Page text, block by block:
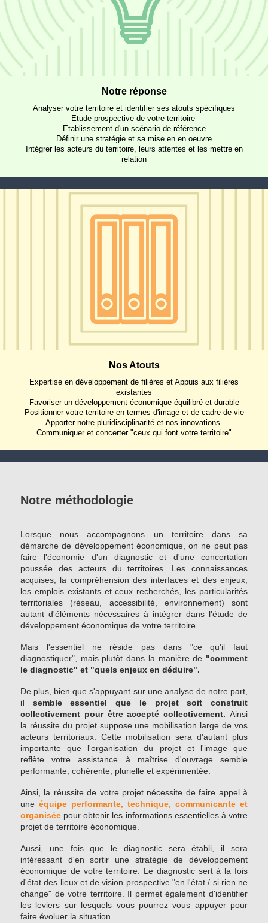
Notre réponse
Analyser votre territoire et identifier ses atouts spécifiques
Etude prospective de votre territoire
Etablissement d'un scénario de référence
Définir une stratégie et sa mise en en oeuvre
Intégrer les acteurs du territoire, leurs attentes et les mettre en
relation
Nos Atouts
Expertise en développement de filières et Appuis aux filières
existantes
Favoriser un développement économique équilibré et durable
Positionner votre territoire en termes d'image et de cadre de vie
Apporter notre pluridisciplinarité et nos innovations
Communiquer et concerter "ceux qui font votre territoire"
Notre méthodologie
Lorsque nous accompagnons un territoire dans sa
démarche de développement économique, on ne peut pas
faire l'économie d'un diagnostic et d'une concertation
poussée des acteurs du territoires. Les connaissances
acquises, la compréhension des interfaces et des enjeux,
les emplois existants et ceux recherchés, les particularités
territoriales (réseau, accessibilité, environnement) sont
autant d'éléments nécessaires à intégrer dans l'étude de
développement économique de votre territoire.
Mais l'essentiel ne réside pas dans "ce qu'il faut
diagnostiquer", mais plutôt dans la manière de "comment
le diagnostic" et "quels enjeux en déduire".
De plus, bien que s'appuyant sur une analyse de notre part,
il semble essentiel que le projet soit construit
collectivement pour être accepté collectivement. Ainsi
la réussite du projet suppose une mobilisation large de vos
acteurs territoriaux. Cette mobilisation sera d'autant plus
importante que l'organisation du projet et l'image que
reflète votre assistance à maîtrise d'ouvrage semble
performante, cohérente, plurielle et expérimentée.
Ainsi, la réussite de votre projet nécessite de faire appel à
une équipe performante, technique, communicante et
organisée pour obtenir les informations essentielles à votre
projet de territoire économique.
Aussi, une fois que le diagnostic sera établi, il sera
intéressant d'en sortir une stratégie de développement
économique de votre territoire. Le diagnostic sert à la fois
d'état des lieux et de vision prospective "en l'état / si rien ne
change" de votre territoire. Il permet également d'identifier
les leviers sur lesquels vous pourrez vous appuyer pour
faire évoluer la situation.